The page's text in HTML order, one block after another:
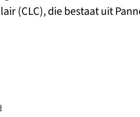
(CLC), die bestaat uit